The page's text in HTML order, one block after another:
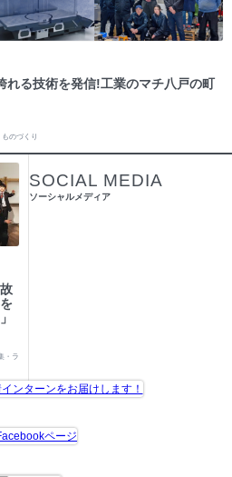
れる技術を発信!工業のマチ八戸の町
のづくり
・ラ
SOCIAL MEDIA
ソーシャルメディア